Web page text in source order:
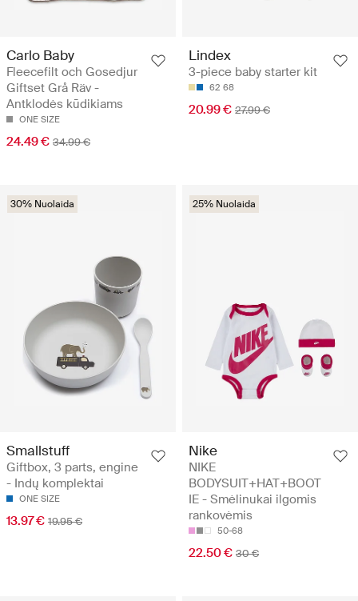
Carlo Baby
Fleecefilt och Gosedjur
Giftset Grå Räv -
Antklodės kūdikiams
ONE SIZE
24.49 € 34.99 €
Lindex
3-piece baby starter kit
62 68
20.99 € 27.99 €
30% Nuolaida
Smallstuff
Giftbox, 3 parts, engine
- Indų komplektai
ONE SIZE
13.97 € 19.95 €
25% Nuolaida
Nike
NIKE
BODYSUIT+HAT+BOOT
IE - Smėlinukai ilgomis
rankovėmis
50-68
22.50 € 30 €